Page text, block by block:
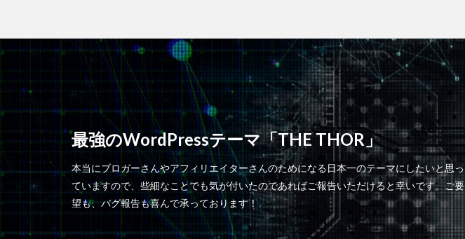
最強のWordPressテーマ「THE THOR」
本当にブロガーさんやアフィリエイターさんのためになる日本一のテーマにしたいと思っ
ていますので、些細なことでも気が付いたのであればご報告いただけると幸いです。ご要
望も、バグ報告も喜んで承っております！